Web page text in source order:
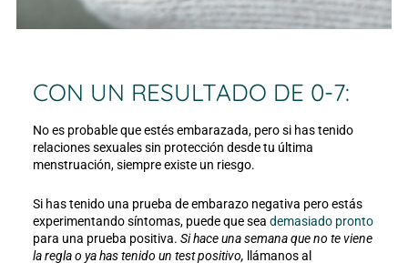
CON UN RESULTADO DE 0-7:
No es probable que estés embarazada, pero si has tenido
relaciones sexuales sin protección desde tu última
menstruación, siempre existe un riesgo.
Si has tenido una prueba de embarazo negativa pero estás
experimentando síntomas, puede que sea demasiado pronto
para una prueba positiva. Si hace una semana que no te viene
la regla o ya has tenido un test positivo, llámanos al